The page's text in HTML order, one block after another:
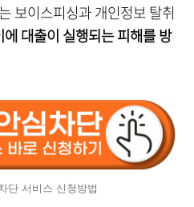
보이스피싱과 개인정보 탈취
대출이 실행되는 피해를 방
단 서비스 신청방법